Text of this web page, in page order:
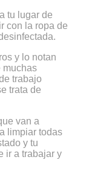
tu lugar de
con la ropa de
y lo notan
muchas
trabajo
trata de
van a
limpiar todas
y tu
ir a trabajar y